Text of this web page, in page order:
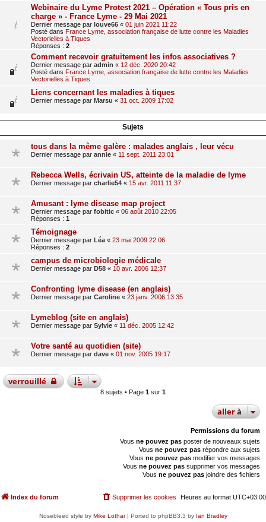
Webinaire du Lyme Protest 2021 – Opération « Tous pris en
charge » - France Lyme - 29 Mai 2021
Dernier message par louve66 « 01 juin 2021 11:22
Posté dans France Lyme, association française de lutte contre les Maladies
Vectorielles à Tiques
Réponses : 2
Comment recevoir gratuitement les infos associatives ?
Dernier message par admin « 12 déc. 2020 20:42
Posté dans France Lyme, association française de lutte contre les Maladies
Vectorielles à Tiques
Liens concernant les maladies à tiques
Dernier message par Marsu « 31 oct. 2009 17:02
Sujets
tous dans la même galère : malades anglais , leur vécu
Dernier message par annie « 11 sept. 2011 23:01
Rebecca Wells, écrivain US, atteinte de la maladie de lyme
Dernier message par charlie54 « 15 avr. 2011 11:37
Amusant : lyme disease map project
Dernier message par fobitic « 06 août 2010 22:05
Réponses : 1
Témoignage
Dernier message par Léa « 23 mai 2009 22:06
Réponses : 2
campus de microbiologie médicale
Dernier message par D58 « 10 avr. 2006 12:37
Confronting lyme disease (en anglais)
Dernier message par Caroline « 23 janv. 2006 13:35
Lymeblog (site en anglais)
Dernier message par Sylvie « 11 déc. 2005 12:42
Votre santé au quotidien (site)
Dernier message par dave « 01 nov. 2005 19:17
verrouillé
8 sujets • Page 1 sur 1
allerà
Permissions du forum
Vous ne pouvez pas poster de nouveaux sujets
Vous ne pouvez pas répondre aux sujets
Vous ne pouvez pas modifier vos messages
Vous ne pouvez pas supprimer vos messages
Vous ne pouvez pas joindre des fichiers
Index du forum Heures au format UTC+03:00
Supprimer les cookies
Nosebleed style by Mike Lothar| Ported to phpBB3.3 by Ian Bradley